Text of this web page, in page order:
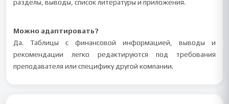
разделы, выводы, список литературы и приложения.
Можно адаптировать?
Да. Таблицы с финансовой информацией, выводы и
рекомендации легко редактируются под требования
преподавателя или специфику другой компании.